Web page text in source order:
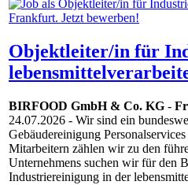
Objektleiter/in für
BIRFOOD GmbH & Co. KG -
24.07.2026 - Wir sind ein
Gebäudereinigung
Mitarbeitern zählen wir zu den
Unternehmens suchen wir für den
Industriereinigung in der